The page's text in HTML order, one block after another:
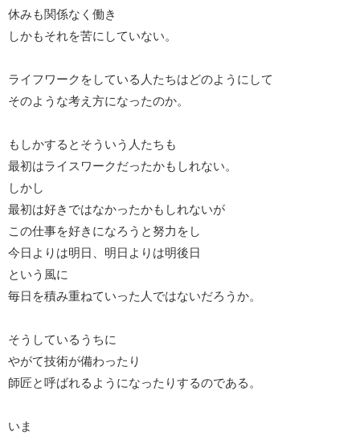
休みも関係なく働き
しかもそれを苦にしていない。
ライフワークをしている人たちはどのようにして
そのような考え方になったのか。
もしかするとそういう人たちも
最初はライスワークだったかもしれない。
しかし
最初は好きではなかったかもしれないが
この仕事を好きになろうと努力をし
今日よりは明日、明日よりは明後日
という風に
毎日を積み重ねていった人ではないだろうか。
そうしているうちに
やがて技術が備わったり
師匠と呼ばれるようになったりするのである。
いま